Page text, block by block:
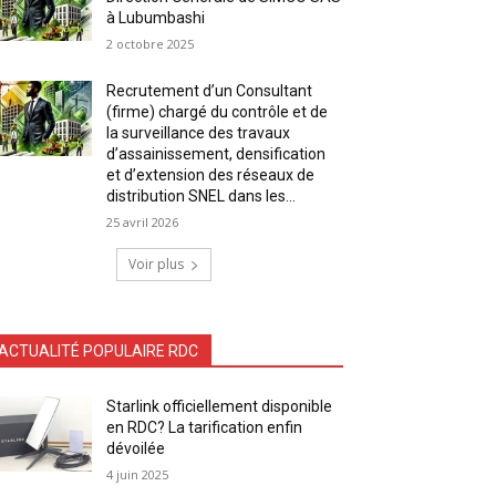
à Lubumbashi
2 octobre 2025
Recrutement d’un Consultant
(firme) chargé du contrôle et de
la surveillance des travaux
d’assainissement, densification
et d’extension des réseaux de
distribution SNEL dans les...
25 avril 2026
Voir plus
POPULAIRE RDC
Starlink officiellement disponible
en RDC? La tarification enfin
dévoilée
4 juin 2025